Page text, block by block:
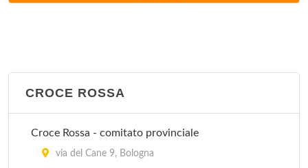
via Bellombra 24, Bologna
Villa Erbosa
Villa Laura
CROCE ROSSA
Croce Rossa - comitato provinciale
via del Cane 9, Bologna